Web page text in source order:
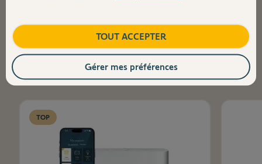
TOP PRODUITS
TOP
TOUT ACCEPTER
Gérer mes préférences